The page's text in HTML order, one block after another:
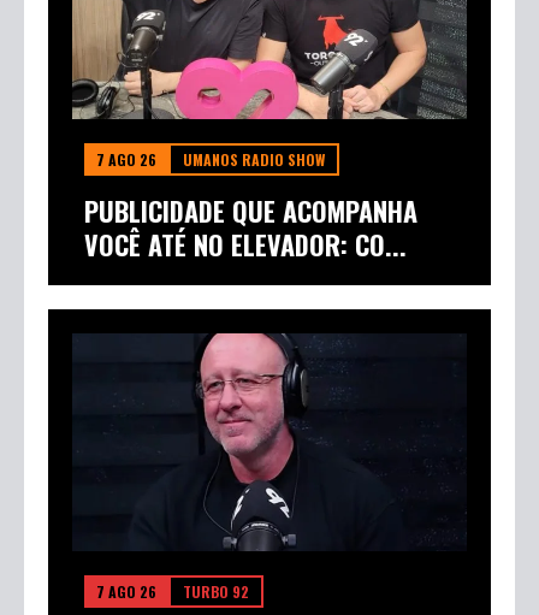
7 AGO 26 UMANOS RADIO SHOW
PUBLICIDADE QUE ACOMPANHA
VOCÊ ATÉ NO ELEVADOR: CO...
7 AGO 26 TURBO 92